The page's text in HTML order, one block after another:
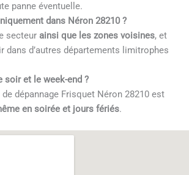
panne éventuelle.
dans Néron 28210 ?
secteur ainsi que les zones voisines, et
dans d’autres départements limitrophes
soir et le week-end ?
dépannage Frisquet Néron 28210 est
en soirée et jours fériés.